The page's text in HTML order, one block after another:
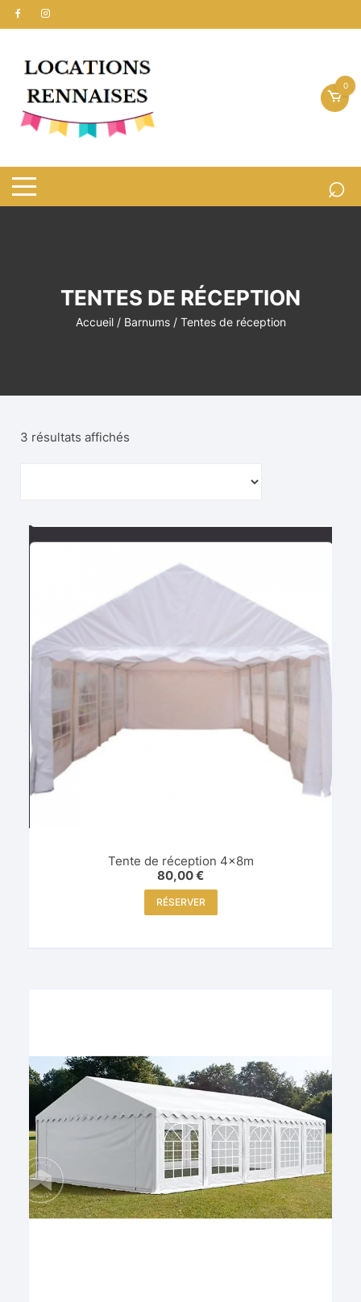
Aller
au
0
TENTES DE RÉCEPTION
Accueil/ Barnums/ Tentes de réception
3 résultats affichés
Tente de réception 4x8m
80,00€
RÉSERVER